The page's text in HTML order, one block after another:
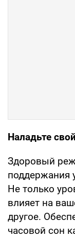
Наладьте
Здоровый
поддержания
Не только
влияет на
другое.
часовой сон